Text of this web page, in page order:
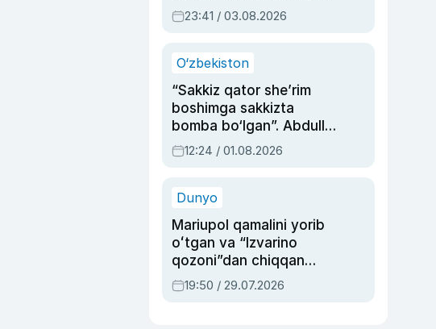
ayolga sud hukmi o‘qildi
23:41 / 03.08.2026
O‘zbekiston
“Sakkiz qator she’rim
boshimga sakkizta
bomba bo‘lgan”. Abdulla
Oripovni siyosiy
ayblovlardan asrab
12:24 / 01.08.2026
Dunyo
Mariupol qamalini yorib
oʻtgan va “Izvarino
qozoni”dan chiqqan
qahramon — Ukraina
armiyasi bosh
19:50 / 29.07.2026